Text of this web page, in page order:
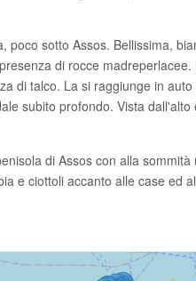
poco sotto Assos. Bellissima,
di rocce
di talco. La si raggiunge in
subito profondo. Vista
di Assos con alla
e ciottoli accanto alle case ed